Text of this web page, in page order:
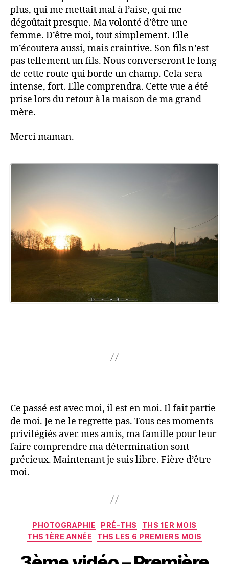
plus, qui me mettait mal à l’aise, qui me
dégoûtait presque. Ma volonté d’être une
femme. D’être moi, tout simplement. Elle
m’écoutera aussi, mais craintive. Son fils n’est
pas tellement un fils. Nous converseront le long
de cette route qui borde un champ. Cela sera
intense, fort. Elle comprendra. Cette vue a été
prise lors du retour à la maison de ma grand-
mère.
Merci maman.
Ce passé est avec moi, il est en moi. Il fait partie
de moi. Je ne le regrette pas. Tous ces moments
privilégiés avec mes amis, ma famille pour leur
faire comprendre ma détermination sont
précieux. Maintenant je suis libre. Fière d’être
moi.
Catégories
PHOTOGRAPHIE PRÉ-THS
THS 1ER MOIS
THS 1ÈRE ANNÉE
THS LES 6 PREMIERS MOIS